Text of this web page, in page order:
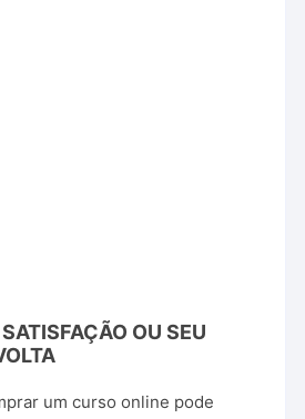
OU SEU
um curso online pode